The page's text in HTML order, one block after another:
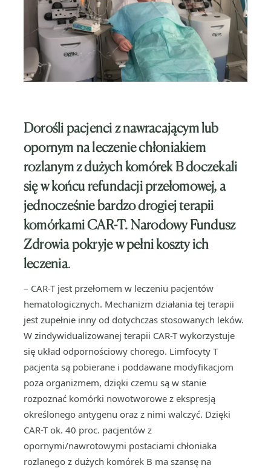
Dorośli pacjenci z nawracającym lub
opornym na leczenie chłoniakiem
rozlanym z dużych komórek Bdoczekali
się w końcu refundacji przełomowej, a
jednocześnie bardzo drogiej terapii
komórkami CAR-T. Narodowy Fundusz
Zdrowia pokryje w pełni koszty ich
leczenia.
– CAR-T jest przełomem w leczeniu pacjentów
hematologicznych. Mechanizm działania tej terapii
jest zupełnie inny od dotychczas stosowanych leków.
W zindywidualizowanej terapii CAR-T wykorzystuje
się układ odpornościowy chorego. Limfocyty T
pacjenta są pobierane i poddawane modyfikacjom
poza organizmem, dzięki czemu są w stanie
rozpoznać komórki nowotworowe z ekspresją
określonego antygenu oraz z nimi walczyć. Dzięki
CAR-T ok. 40 proc. pacjentów z
opornymi/nawrotowymi postaciami chłoniaka
rozlanego z dużych komórek B ma szansę na